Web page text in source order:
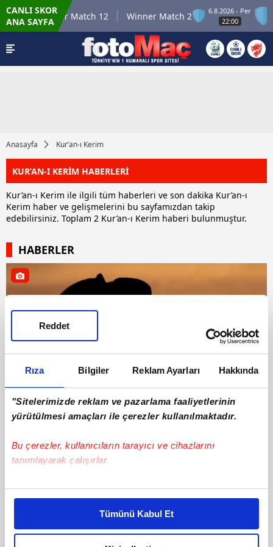
Rıza Bilgiler Reklam Ayarları Hakkında
"Sitelerimizde reklam ve pazarlama faaliyetlerinin
yürütülmesi amaçları ile çerezler kullanılmaktadır.
Bu çerezler, kullanıcıların tarayıcı ve cihazlarını
tanımlayarak çalışırlar.
Bu çerezlere izin vermeniz halinde sizlere özel
daha iyi reklam deneyimi yaşatabiliriz. Bunu yaparken
amacımızın size daha iyi bir reklam deneyimi sunmak
Tümünü Kabul Et
Reddet
CANLI SKOR
ANA SAYFAWinner Match 12 Winner Match 2
6.8.2026 - Per
22:00
Anasayfa Kur’an-ı Kerim
KUR’AN-I KERİM HABERLERİ
Kur’an-ı Kerim ile ilgili tüm haberleri ve son dakika Kur’an-ı
Kerim haber ve gelişmelerini bu sayfamızdan takip
edebilirsiniz. Toplam 2 Kur’an-ı Kerim haberi bulunmuştur.
HABERLER
Haberler 13 Eylül 2024 | Cuma